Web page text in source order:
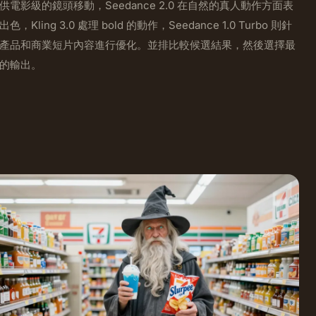
電影級的鏡頭移動，Seedance 2.0 在自然的真人動作方面表
色，Kling 3.0 處理 bold 的動作，Seedance 1.0 Turbo 則針
品和商業短片內容進行優化。並排比較候選結果，然後選擇最
輸出。